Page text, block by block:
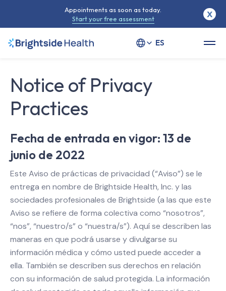
Select your language
Notice of Privacy
Practices
Fecha de entrada en vigor: 13 de
junio de 2022
Este Aviso de prácticas de privacidad (“Aviso”) se le
entrega en nombre de Brightside Health, Inc. y las
sociedades profesionales de Brightside (a las que este
Aviso se refiere de forma colectiva como “nosotros”,
“nos”, “nuestro/s” o “nuestra/s”). Aquí se describen las
maneras en que podrá usarse y divulgarse su
información médica y cómo usted puede acceder a
ella. También se describen sus derechos en relación
con su información de salud protegida. La información
Appointments as soon as today.
Start your free assessment
X